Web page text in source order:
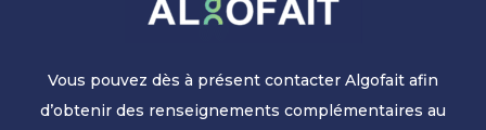
Vous pouvez dès à présent contacter Algofait afin
d’obtenir des renseignements complémentaires au